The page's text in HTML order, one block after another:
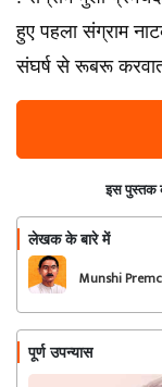
हुए पहला संग्राम
संघर्ष से रूबरू
इस पुस्तक
लेखक के बारे में
Munshi
पूर्ण उपन्यास